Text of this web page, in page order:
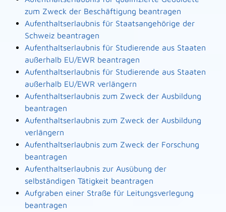
zum Zweck der Beschäftigung beantragen
Aufenthaltserlaubnis für Staatsangehörige der
Schweiz beantragen
Aufenthaltserlaubnis für Studierende aus Staaten
außerhalb EU/EWR beantragen
Aufenthaltserlaubnis für Studierende aus Staaten
außerhalb EU/EWR verlängern
Aufenthaltserlaubnis zum Zweck der Ausbildung
beantragen
Aufenthaltserlaubnis zum Zweck der Ausbildung
verlängern
Aufenthaltserlaubnis zum Zweck der Forschung
beantragen
Aufenthaltserlaubnis zur Ausübung der
selbständigen Tätigkeit beantragen
Aufgraben einer Straße für Leitungsverlegung
beantragen